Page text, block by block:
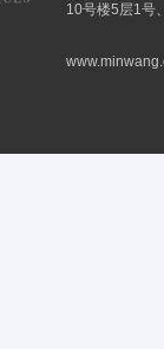
10号楼5层1号